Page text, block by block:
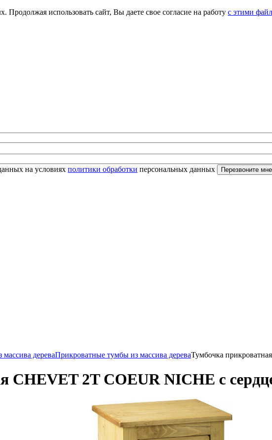
Продолжая использовать сайт, Вы даете свое согласие на работу с этими
на условиях политики обработки персональных данных
дереваПрикроватные тумбы из массива дереваТумбочка
CHEVET 2T COEUR NICHE с